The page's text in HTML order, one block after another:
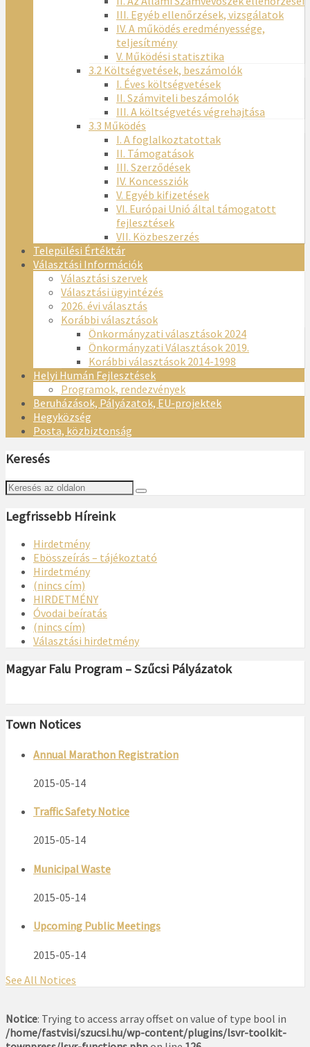
III. Egyéb ellenőrzések, vizsgálatok
IV. A működés eredményessége,
teljesítmény
V. Működési statisztika
3.2 Költségvetések, beszámolók
I. Éves költségvetések
II. Számviteli beszámolók
III. A költségvetés végrehajtása
3.3 Működés
I. A foglalkoztatottak
II. Támogatások
III. Szerződések
IV. Koncessziók
V. Egyéb kifizetések
VI. Európai Unió által támogatott
fejlesztések
VII. Közbeszerzés
Települési Értéktár
Választási Információk
Választási szervek
Választási ügyintézés
2026. évi választás
Korábbi választások
Önkormányzati választások 2024
Önkormányzati Választások 2019.
Korábbi választások 2014-1998
Helyi Humán Fejlesztések
Programok, rendezvények
Beruházások, Pályázatok, EU-projektek
Hegyközség
Posta, közbiztonság
Keresés
Legfrissebb Híreink
Hirdetmény
Ebösszeírás – tájékoztató
Hirdetmény
(nincs cím)
HIRDETMÉNY
Óvodai beíratás
(nincs cím)
Választási hirdetmény
Magyar Falu Program – Szűcsi Pályázatok
Town Notices
Annual Marathon Registration
2015-05-14
Traffic Safety Notice
2015-05-14
Municipal Waste
2015-05-14
Upcoming Public Meetings
2015-05-14
See All Notices
Notice: Trying to access array offset on value of type bool in
/home/fastvisi/szucsi.hu/wp-content/plugins/lsvr-toolkit-